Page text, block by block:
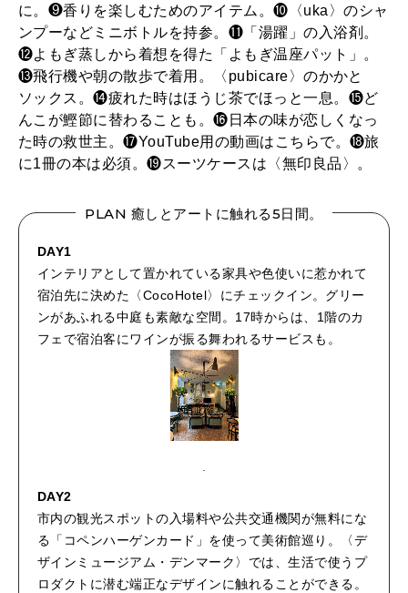
に。❾香りを楽しむためのアイテム。❿〈uka〉のシャ
ンプーなどミニボトルを持参。⓫「湯躍」の入浴剤。
⓬よもぎ蒸しから着想を得た「よもぎ温座パット」。
⓭飛行機や朝の散歩で着用。〈pubicare〉のかかと
ソックス。⓮疲れた時はほうじ茶でほっと一息。⓯ど
んこが鰹節に替わることも。⓰日本の味が恋しくなっ
た時の救世主。⓱YouTube用の動画はこちらで。⓲旅
に1冊の本は必須。⓳スーツケースは〈無印良品〉。
PLAN 癒しとアートに触れる5日間。
DAY1
インテリアとして置かれている家具や色使いに惹かれて
宿泊先に決めた〈CocoHotel〉にチェックイン。グリー
ンがあふれる中庭も素敵な空間。17時からは、1階のカ
フェで宿泊客にワインが振る舞われるサービスも。
DAY2
市内の観光スポットの入場料や公共交通機関が無料にな
る「コペンハーゲンカード」を使って美術館巡り。〈デ
ザインミュージアム・デンマーク〉では、生活で使うプ
ロダクトに潜む端正なデザインに触れることができる。